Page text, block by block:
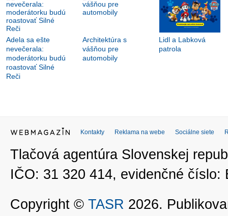
Adela sa ešte
nevečerala:
moderátorku budú
roastovať Silné
Reči
Architektúra s
vášňou pre
automobily
Lidl a Labková
patrola
Kontakty Reklama na webe Sociálne siete
Tlačová agentúra Slovenskej
IČO: 31 320 414, evidenčné číslo:
Copyright © TASR 2026.